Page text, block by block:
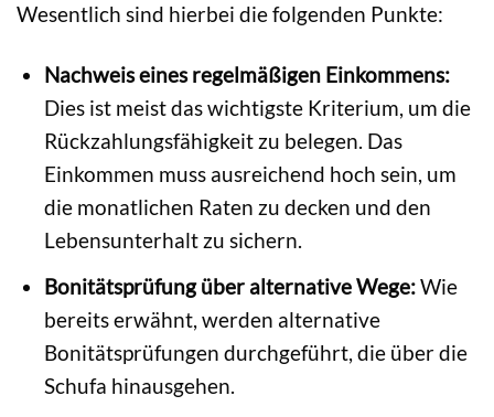
Wesentlich sind hierbei die folgenden Punkte:
Nachweis eines regelmäßigen Einkommens:
Dies ist meist das wichtigste Kriterium, um die
Rückzahlungsfähigkeit zu belegen. Das
Einkommen muss ausreichend hoch sein, um
die monatlichen Raten zu decken und den
Lebensunterhalt zu sichern.
Bonitätsprüfung über alternative Wege:Wie
bereits erwähnt, werden alternative
Bonitätsprüfungen durchgeführt, die über die
Schufa hinausgehen.